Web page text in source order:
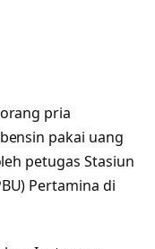
pria
pakai uang
petugas Stasiun
Pertamina di